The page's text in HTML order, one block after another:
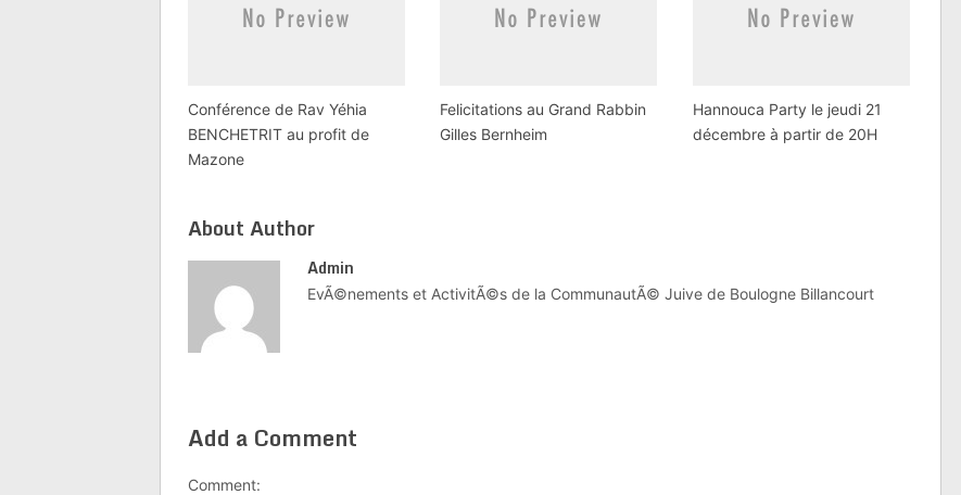
Conférence de Rav Yéhia
BENCHETRIT au profit de
Mazone
Felicitations au Grand Rabbin
Gilles Bernheim
Hannouca Party le jeudi 21
décembre à partir de 20H
About Author
Admin
EvÃ©nements et ActivitÃ©s de la CommunautÃ© Juive de Boulogne Billancourt
Add a Comment
Comment: